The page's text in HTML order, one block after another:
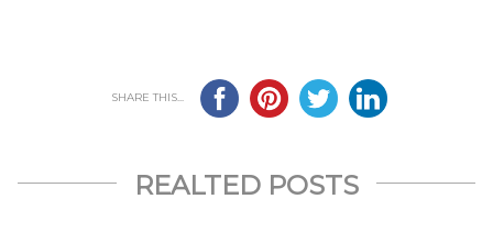
SHARE THIS...
REALTED POSTS